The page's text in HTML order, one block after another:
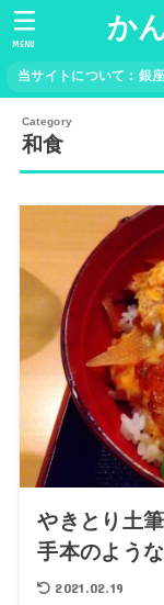
か
当サイトについて：銀
MENU
和食
やきとり土
手本のよう
2021.02.19